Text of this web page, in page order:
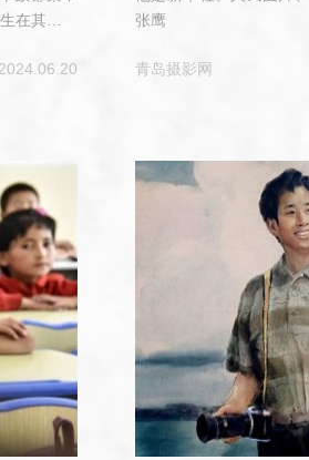
在其中的
2024.06.20
张鹰
青岛摄影网